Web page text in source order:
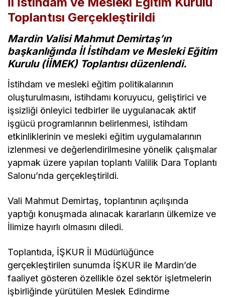
Toplantısı Gerçekleştirildi
Mardin Valisi Mahmut Demirtaş’ın
başkanlığında İl İstihdam ve Mesleki Eğitim
Kurulu (İİMEK) Toplantısı düzenlendi.
İstihdam ve mesleki eğitim politikalarının
oluşturulmasını, istihdamı koruyucu, geliştirici ve
işsizliği önleyici tedbirler ile uygulanacak aktif
işgücü programlarının belirlenmesi, istihdam
etkinliklerinin ve mesleki eğitim uygulamalarının
izlenmesi ve değerlendirilmesine yönelik çalışmalar
yapmak üzere yapılan toplantı Valilik Dara Toplantı
Salonu’nda gerçekleştirildi.
Vali Mahmut Demirtaş, toplantının açılışında
yaptığı konuşmada alınacak kararların ülkemize ve
İlimize hayırlı olmasını diledi.
Toplantıda, İŞKUR İl Müdürlüğünce
gerçekleştirilen sunumda İŞKUR ile Mardin’de
faaliyet gösteren özellikle özel sektör işletmelerin
işbirliğinde yürütülen Meslek Edindirme